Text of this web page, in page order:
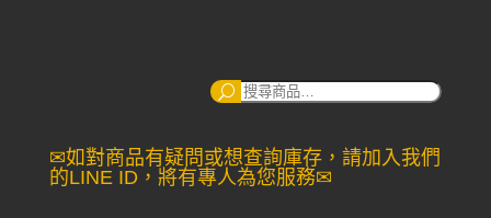
搜
✉如對商品有疑問或想查詢庫存，請加入我們
的LINE ID，將有專人為您服務✉